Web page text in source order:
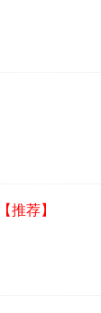
【推荐】